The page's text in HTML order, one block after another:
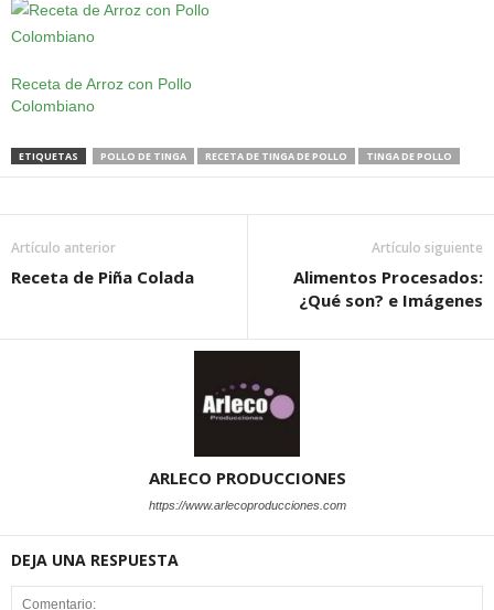
Receta de Arroz con Pollo
Colombiano
ETIQUETAS POLLO DE TINGA RECETA DE TINGA DE POLLO TINGA DE POLLO
Artículo anterior
Receta de Piña Colada
Artículo siguiente
Alimentos Procesados:
¿Qué son? e Imágenes
ARLECO PRODUCCIONES
https://www.arlecoproducciones.com
DEJA UNA RESPUESTA